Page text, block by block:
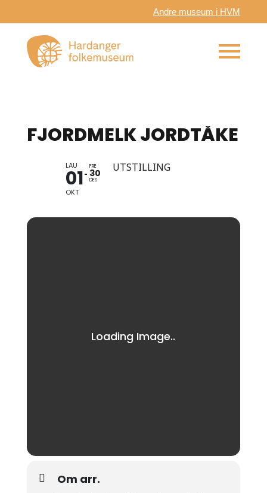
Andre museum i HVM
FJORDMELK JORDTÅKE
LAU
01
OKT
FRE
30
DES
UTSTILLING
Om arr.